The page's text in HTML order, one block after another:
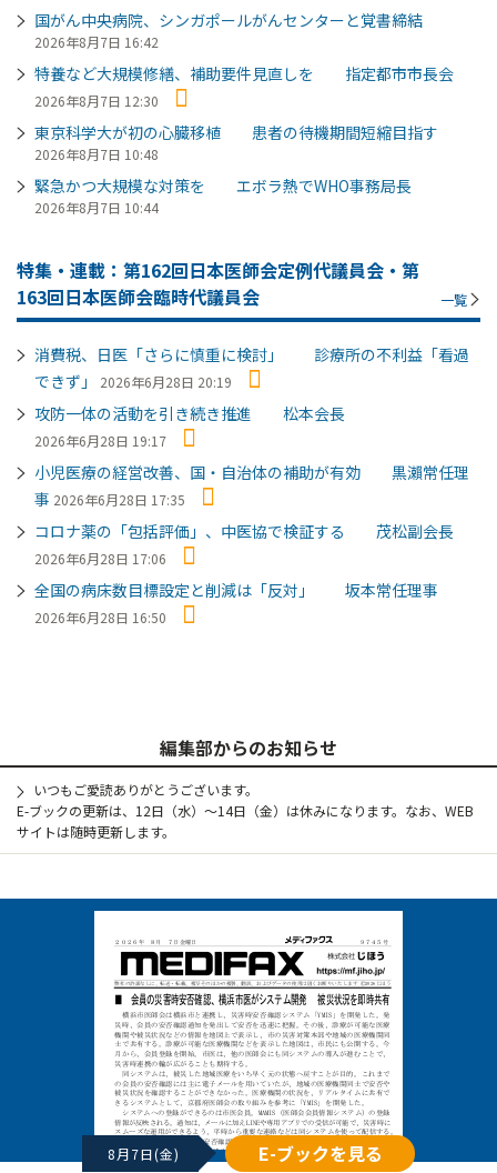
国がん中央病院、シンガポールがんセンターと覚書締結
2026年8月7日 16:42
特養など大規模修繕、補助要件見直しを 指定都市市長会
2026年8月7日 12:30
東京科学大が初の心臓移植 患者の待機期間短縮目指す
2026年8月7日 10:48
緊急かつ大規模な対策を エボラ熱でWHO事務局長
2026年8月7日 10:44
特集・連載：第162回日本医師会定例代議員会・第
163回日本医師会臨時代議員会
一覧
消費税、日医「さらに慎重に検討」 診療所の不利益「看過
できず」
2026年6月28日 20:19
攻防一体の活動を引き続き推進 松本会長
2026年6月28日 19:17
小児医療の経営改善、国・自治体の補助が有効 黒瀨常任理
事 2026年6月28日 17:35
コロナ薬の「包括評価」、中医協で検証する 茂松副会長
2026年6月28日 17:06
全国の病床数目標設定と削減は「反対」 坂本常任理事
2026年6月28日 16:50
編集部からのお知らせ
いつもご愛読ありがとうございます。
E-ブックの更新は、12日（水）～14日（金）は休みになります。なお、WEB
サイトは随時更新します。
8月7日(金) E-ブックを見る